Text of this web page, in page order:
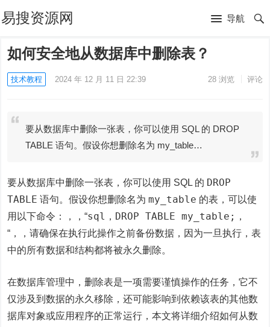
易搜资源网 导航
如何安全地从数据库中删除表？
技术教程 2024 年 12 月 11 日 22:39 28浏览 评论
要从数据库中删除一张表，你可以使用 SQL 的 DROP
TABLE 语句。假设你想删除名为 my_table…
要从数据库中删除一张表，你可以使用 SQL 的 DROP
TABLE 语句。假设你想删除名为my_table 的表，可以使
用以下命令：，，“sql，DROP TABLE my_table;，
“，，请确保在执行此操作之前备份数据，因为一旦执行，表
中的所有数据和结构都将被永久删除。
在数据库管理中，删除表是一项需要谨慎操作的任务，它不
仅涉及到数据的永久移除，还可能影响到依赖该表的其他数
据库对象或应用程序的正常运行，本文将详细介绍如何从数